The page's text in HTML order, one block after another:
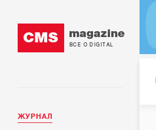
CMS magazine
ВСЕ О DIGITAL
ЖУРНАЛ